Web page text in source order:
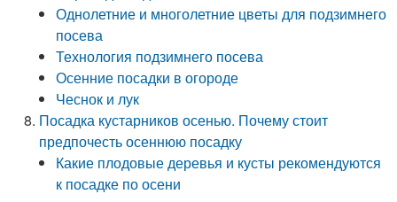
Однолетние и многолетние цветы для подзимнего
посева
Технология подзимнего посева
Осенние посадки в огороде
Чеснок и лук
Посадка кустарников осенью. Почему стоит
предпочесть осеннюю посадку
Какие плодовые деревья и кусты рекомендуются
к посадке по осени